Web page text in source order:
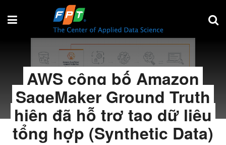
AWS công bố Amazon
SageMaker Ground Truth
hiện đã hỗ trợ tạo dữ liệu
tổng hợp (Synthetic Data)